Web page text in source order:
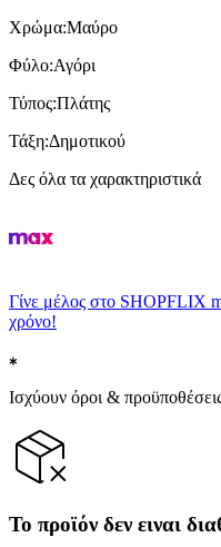
Χρώμα:Μαύρο
Φύλο:Αγόρι
Τύπος:Πλάτης
Τάξη:Δημοτικού
Δες όλα τα χαρακτηριστικά
Γίνε μέλος στο SHOPFLIX
χρόνο!
Ισχύουν όροι &
Το προϊόν δεν ειναι